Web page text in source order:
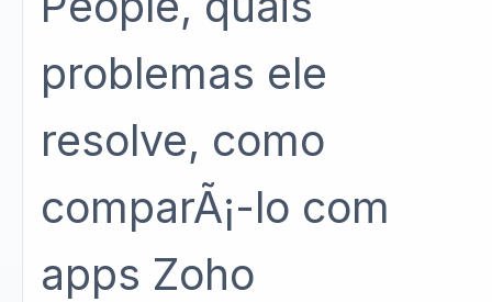
problemas ele
resolve, como
comparÃ¡-lo com
apps Zoho